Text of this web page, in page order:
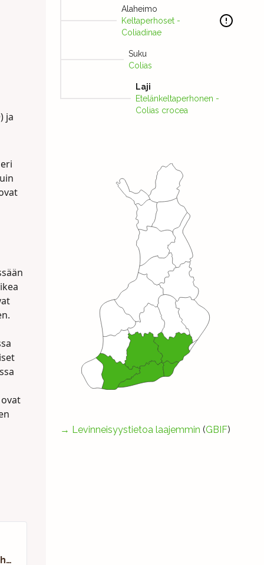
) ja
Suokeltaperhonen
Alaheimo
Keltaperhoset -
Coliadinae
Suku
Colias
Laji
Etelänkeltaperhonen -
Colias crocea
→ Levinneisyystietoa laajemmin (GBIF)